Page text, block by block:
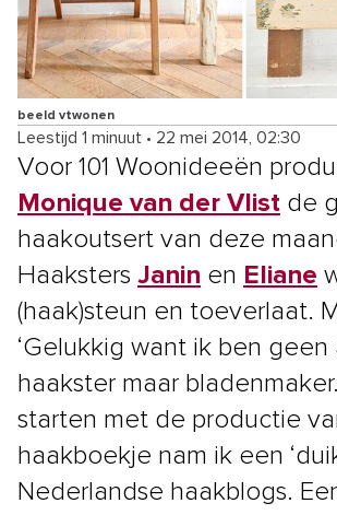
beeld vtwonen
Leestijd 1 minuut • 22 mei 2014, 02:30
Voor 101 Woonideeën
Monique van der Vlist de
haakoutsert van deze
Haaksters Janin en Eliane
(haak)steun en toeverlaat.
‘Gelukkig want ik ben geen
haakster maar
starten met de productie
haakboekje nam ik een
Nederlandse haakblogs.